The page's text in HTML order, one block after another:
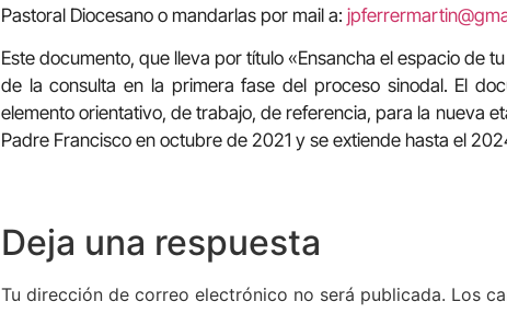
Pastoral Diocesano o mandarlas por mail a:
Este documento, que lleva por título «Ensancha el espacio de
de la consulta en la primera fase del proceso sinodal. El
elemento orientativo, de trabajo, de referencia, para la nueva
Padre Francisco en octubre de 2021 y se extiende hasta el
Deja una respuesta
Tu dirección de correo electrónico no será publicada. Los